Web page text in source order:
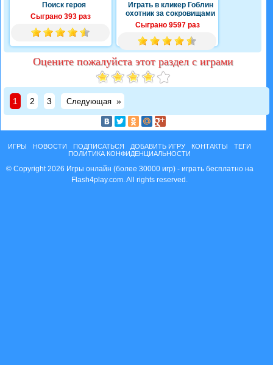
Поиск героя
Сыграно 393 раз
Играть в кликер Гоблин
охотник за сокровищами
Сыграно 9597 раз
Оцените пожалуйста этот раздел с играми
1 2 3 Следующая »
ИГРЫ НОВОСТИ ПОДПИСАТЬСЯ ДОБАВИТЬ ИГРУ КОНТАКТЫ
ТЕГИ
ПОЛИТИКА КОНФИДЕНЦИАЛЬНОСТИ
© Copyright 2026 Игры онлайн (более 30000 игр) - играть бесплатно на
Flash4play.com. All rights reserved.